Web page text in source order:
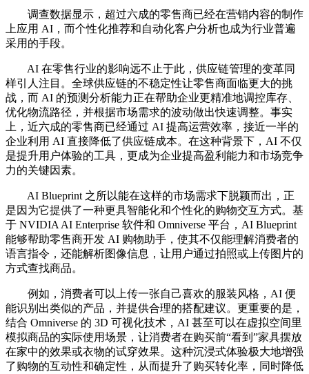
调查数据显示，超过六成的零售商已经在营销内容的制作
上应用 AI，而个性化推荐和自动化客户分析也成为行业普遍
采用的手段。
AI 在零售行业的影响远不止于此，供应链管理的变革同
样引人注目。全球供应链的不稳定性让零售商面临更大的挑
战，而 AI 的预测分析能力正在帮助企业更精准地调控库存、
优化物流路径，并根据市场需求的波动做出快速调整。事实
上，近六成的零售商已经通过 AI 提高运营效率，接近一半的
企业利用 AI 直接降低了供应链成本。在这种背景下，AI 不仅
是提升用户体验的工具，更成为企业提高盈利能力和市场竞争
力的关键因素。
AI Blueprint 之所以能在这样的市场需求下脱颖而出，正
是因为它提供了一种更具智能化和个性化的购物交互方式。基
于 NVIDIA AI Enterprise 软件和 Omniverse 平台，AI Blueprint
能够帮助零售商开发 AI 购物助手，使其不仅能理解消费者的
语言指令，还能解析图像信息，让用户通过拍照或上传图片的
方式查找商品。
例如，消费者可以上传一张自己喜欢的服装风格，AI 便
能识别出类似的产品，并提供合理的搭配建议。更重要的是，
结合 Omniverse 的 3D 可视化技术，AI 甚至可以在虚拟空间里
模拟商品的实际使用场景，让消费者在购买前“看到”家具摆放
在家中的效果或衣物的试穿效果。这种沉浸式体验极大地增强
了购物的互动性和确定性，从而提升了购买转化率，同时降低